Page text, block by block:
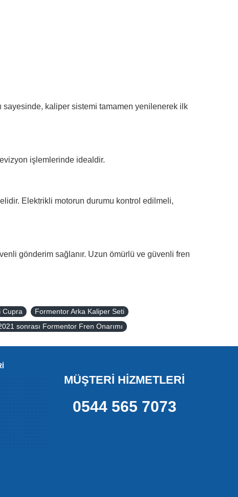
sayesinde, kaliper sistemi tamamen yenilenerek ilk
işlemlerinde idealdir.
Elektrikli motorun durumu kontrol edilmeli,
gönderim sağlanır. Uzun ömürlü ve güvenli fren
Cupra
Formentor Arka Kaliper Seti
sonrası Formentor Fren Onarımı
MÜŞTERİ HİZMETLERİ
0544 565 7073